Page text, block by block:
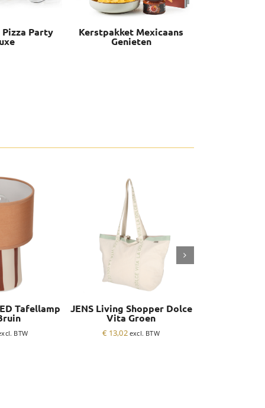
Party
Kerstpakket Mexicaans
Genieten
Tafellamp
BTW
JENS Living Shopper Dolce
Vita Groen
€ 13,02 excl. BTW